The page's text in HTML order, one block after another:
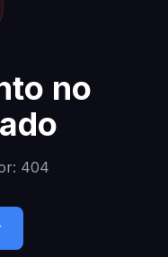
no
404